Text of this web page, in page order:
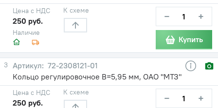
Наличие
Цена с НДС
250 руб.
К схеме − +
Купить
3
72-2308121-01
Кольцо регулировочное В=5,95 мм, ОАО "МТЗ"
Цена с НДС
250 руб.
К схеме − +